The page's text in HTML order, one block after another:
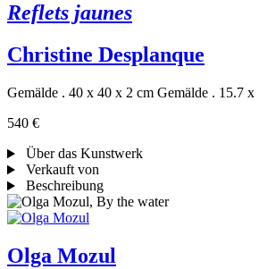
Reflets jaunes
Christine Desplanque
Gemälde . 40 x 40 x 2 cm Gemälde . 15.7
540 €
Über das Kunstwerk
Verkauft von
Beschreibung
Olga Mozul